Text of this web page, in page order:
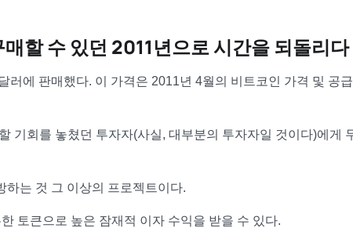
할 수 있던 2011년으로 시간을 되돌리다
러에 판매했다. 이 가격은 2011년 4월의 비트코인 가격 및 공
기회를 놓쳤던 투자자(사실, 대부분의 투자자일 것이다)에게
하는 것 그 이상의 프로젝트이다.
토큰으로 높은 잠재적 이자 수익을 받을 수 있다.